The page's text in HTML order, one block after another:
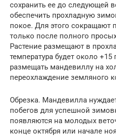
сохранить ее до следующей
обеспечить прохладную
покое. Для этого сокращают
только после полного
Растение размещают в
температура будет около +15
размещать мандевиллу на
переохлаждение земляного
Обрезка. Мандевилла
побегов для успешной
появляются на молодых
конце октября или начале